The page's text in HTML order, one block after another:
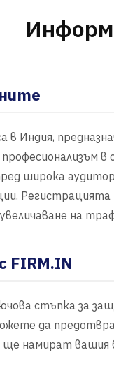
в Индия,
в
широка
на
FIRM.IN
стъпка за
да
намират вашия